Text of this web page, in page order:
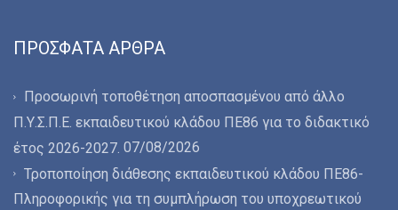
ΠΡΌΣΦΑΤΑ ΆΡΘΡΑ
Προσωρινή τοποθέτηση αποσπασμένου από άλλο
Π.Υ.Σ.Π.Ε. εκπαιδευτικού κλάδου ΠΕ86 για το διδακτικό
έτος 2026-2027. 07/08/2026
Τροποποίηση διάθεσης εκπαιδευτικού κλάδου ΠΕ86-
Πληροφορικής για τη συμπλήρωση του υποχρεωτικού